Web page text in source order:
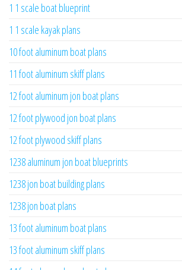
1 1 scale boat blueprint
1 1 scale kayak plans
10 foot aluminum boat plans
11 foot aluminum skiff plans
12 foot aluminum jon boat plans
12 foot plywood jon boat plans
12 foot plywood skiff plans
1238 aluminum jon boat blueprints
1238 jon boat building plans
1238 jon boat plans
13 foot aluminum boat plans
13 foot aluminum skiff plans